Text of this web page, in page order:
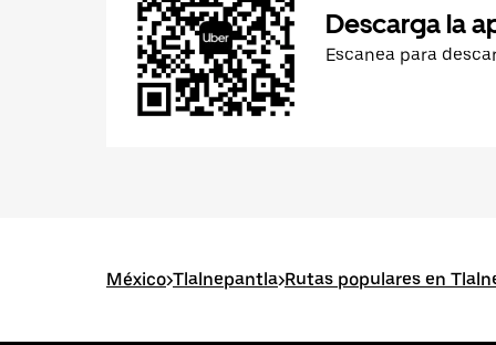
Descarga la
Escanea para
México>Tlalnepantla>Rutas populares en